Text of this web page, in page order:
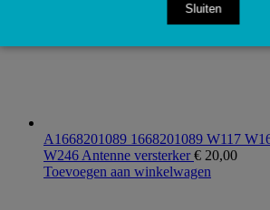
A1668201089 1668201089 W117
W246 Antenne versterker€ 20,00
Toevoegen aan winkelwagen
Sluiten